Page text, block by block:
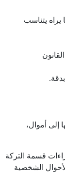
يتناسب
إلى أموال،
قسمة التركة
الشخصية